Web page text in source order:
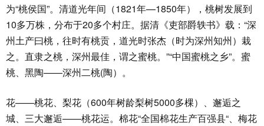
为“桃侯国”。清道光年间（1821年—1850年），桃树发展到
10多万株，分布于20多个村庄。据清《吏部爵轶书》载：“深
州土产曰桃，往时有桃贡，道光时张杰（时为深州知州）栽
之。直隶之桃，深州最佳，谓之蜜桃。”“中国蜜桃之乡”。蜜
桃、黑陶——深州二桃(陶）。
花——桃花、梨花（600年树龄梨树5000多棵）、邂逅之
城、三大邂逅——桃花运。棉花“全国棉花生产百强县“、梅花